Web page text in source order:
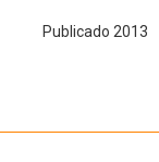
Publicado 2013